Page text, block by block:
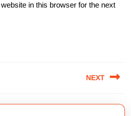
in this browser for the next
NEXT